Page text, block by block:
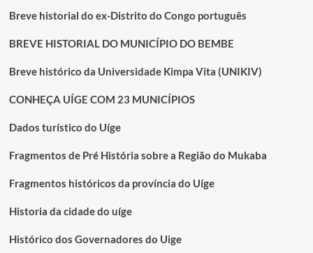
Breve historial do ex-Distrito do Congo português
BREVE HISTORIAL DO MUNICÍPIO DO BEMBE
Breve histórico da Universidade Kimpa Vita (UNIKIV)
CONHEÇA UÍGE COM 23 MUNICÍPIOS
Dados turístico do Uíge
Fragmentos de Pré História sobre a Região do Mukaba
Fragmentos históricos da província do Uíge
Historia da cidade do uíge
Histórico dos Governadores do Uige